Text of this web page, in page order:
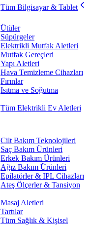
Tüm Bilgisayar & Tablet
Ütüler
Süpürgeler
Elektrikli Mutfak Aletleri
Mutfak Gereçleri
Yapı Aletleri
Hava Temizleme Cihazları
Fırınlar
Isıtma ve Soğutma
Tüm Elektrikli Ev Aletleri
Cilt Bakım Teknolojileri
Saç Bakım Ürünleri
Erkek Bakım Ürünleri
Ağız Bakım Ürünleri
Epilatörler & IPL Cihazları
Ateş Ölçerler & Tansiyon
Masaj Aletleri
Tartılar
Tüm Sağlık & Kişisel